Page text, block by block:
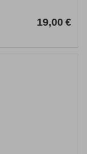
19,00 €